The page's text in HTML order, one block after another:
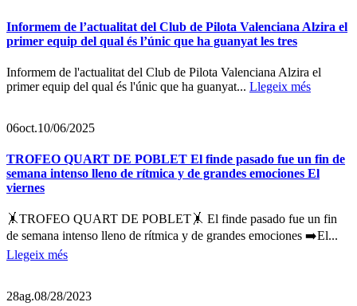
Informem de l’actualitat del Club de Pilota Valenciana Alzira el
primer equip del qual és l’únic que ha guanyat les tres
Informem de l'actualitat del Club de Pilota Valenciana Alzira el
primer equip del qual és l'únic que ha guanyat... Llegeix més
06oct.10/06/2025
TROFEO QUART DE POBLET El finde pasado fue un fin de
semana intenso lleno de rítmica y de grandes emociones El
viernes
🤸TROFEO QUART DE POBLET🤸 El finde pasado fue un fin
de semana intenso lleno de rítmica y de grandes emociones ➡️El...
Llegeix més
28ag.08/28/2023